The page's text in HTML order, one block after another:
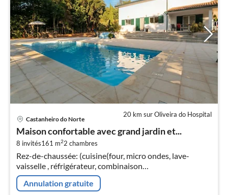
20 km sur Oliveira do Hospital
Castanheiro do Norte
Maison confortable avec grand jardin et...
8 invités161 m22 chambres
Rez-de-chaussée: (cuisine(four, micro ondes, lave-
vaisselle , réfrigérateur, combinaison
réfrigérateur/congélateur, lave-linge , plaques
chauffantes électriques)
Annulation gratuite